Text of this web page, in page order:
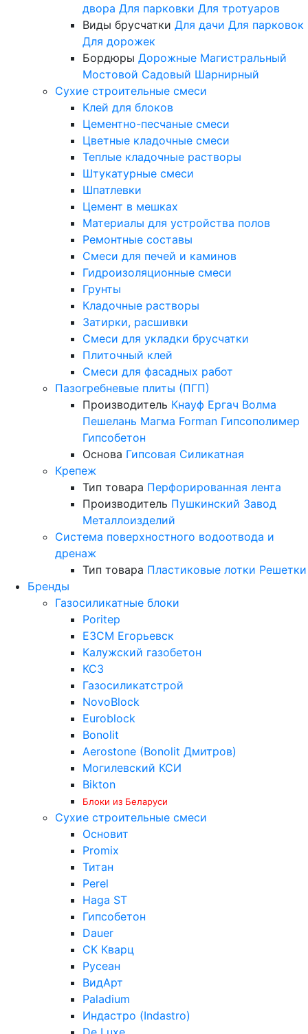
двора Для парковки Для тротуаров
Виды брусчатки Для дачи Для парковок
Для дорожек
Бордюры Дорожные Магистральный
Мостовой Садовый Шарнирный
Сухие строительные смеси
Клей для блоков
Цементно-песчаные смеси
Цветные кладочные смеси
Теплые кладочные растворы
Штукатурные смеси
Шпатлевки
Цемент в мешках
Материалы для устройства полов
Ремонтные составы
Смеси для печей и каминов
Гидроизоляционные смеси
Грунты
Кладочные растворы
Затирки, расшивки
Смеси для укладки брусчатки
Плиточный клей
Смеси для фасадных работ
Пазогребневые плиты (ПГП)
Производитель Кнауф Ергач Волма
Пешелань Магма Forman Гипсополимер
Гипсобетон
Основа Гипсовая Силикатная
Крепеж
Тип товара Перфорированная лента
Производитель Пушкинский Завод
Металлоизделий
Система поверхностного водоотвода и
дренаж
Тип товара Пластиковые лотки Решетки
Бренды
Газосиликатные блоки
Poritep
ЕЗСМ Егорьевск
Калужский газобетон
КСЗ
Газосиликатстрой
NovoBlock
Euroblock
Bonolit
Aerostone (Bonolit Дмитров)
Могилевский КСИ
Bikton
Блоки из Беларуси
Сухие строительные смеси
Основит
Promix
Титан
Perel
Haga ST
Гипсобетон
Dauer
СК Кварц
Русеан
ВидАрт
Paladium
Индастро (Indastro)